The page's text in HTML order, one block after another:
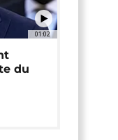
01:02
du